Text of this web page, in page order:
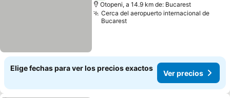
Otopeni, a 14.9 km de: Bucarest
Cerca del aeropuerto internacional de
Bucarest
Elige fechas para ver los precios exactos
Ver precios